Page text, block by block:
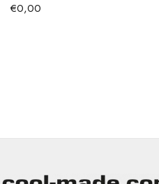
€0,00